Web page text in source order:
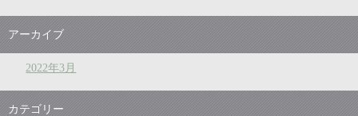
アーカイブ
2022年3月
カテゴリー